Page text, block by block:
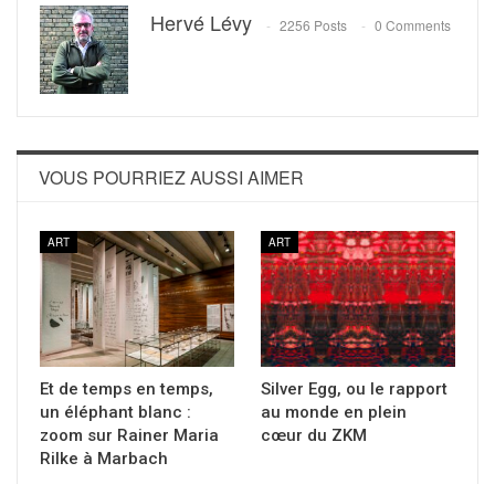
Hervé Lévy 2256 Posts 0 Comments
VOUS POURRIEZ AUSSI AIMER
ART
Et de temps en temps,
un éléphant blanc :
zoom sur Rainer Maria
Rilke à Marbach
ART
Silver Egg, ou le rapport
au monde en plein
cœur du ZKM